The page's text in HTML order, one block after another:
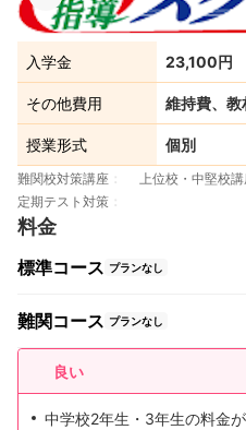
入学金 23,100円
その他費用 維持費、教
授業形式 個別
難関校対策講座 上位校・中堅校
定期テスト対策
料金
標準コース プランなし
難関コース プランなし
良い
中学校2年生・3年生の料金